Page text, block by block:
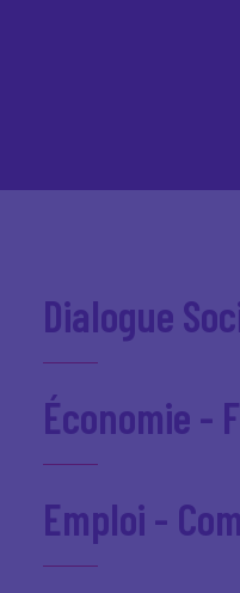
Dialogue
Économie -
Emploi -